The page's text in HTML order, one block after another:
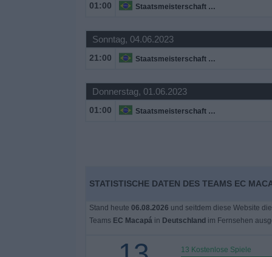
01:00 Staatsmeisterschaft von Amapá
Sonntag, 04.06.2023
21:00 Staatsmeisterschaft von Amapá
Donnerstag, 01.06.2023
01:00 Staatsmeisterschaft von Amapá
STATISTISCHE DATEN DES TEAMS EC
Stand heute 06.08.2026 und seitdem diese Website
Teams EC Macapáin Deutschland im Fernsehen
13 Kostenlose Spiele